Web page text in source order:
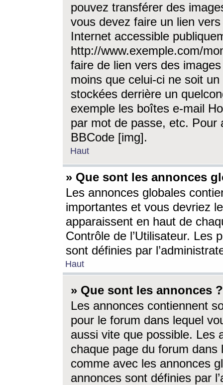
pouvez transférer des
vous devez faire un lien
Internet accessible
http://www.exemple.com/
faire de lien vers des
moins que celui-ci ne soit
stockées derrière un
exemple les boîtes e-mail
par mot de passe, etc. Pour
BBCode [img].
Haut
» Que sont les annonces
Les annonces globales
importantes et vous devriez
apparaissent en haut de
Contrôle de l’Utilisateur. Les
sont définies par
Haut
» Que sont les annonces ?
Les annonces contiennent
pour le forum dans lequel
aussi vite que possible. Les
chaque page du forum dans
comme avec les annonces
annonces sont définies par